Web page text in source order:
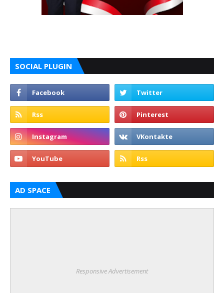
SOCIAL PLUGIN
AD SPACE
Responsive Advertisement